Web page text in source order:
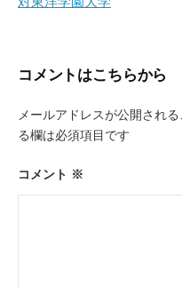
ナ
ゲ
シ
ョ
ン
コメントはこちらから
メールアドレスが公開される
る欄は必須項目です
コメント ※